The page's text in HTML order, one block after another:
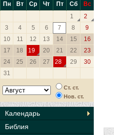
Пн Вт Ср Чт Пт Сб
Вс
1
2
3
4 5 6 7 8
9
10
11 12 13 14 15
16
17
18 19 20 21 22
23
24
25 26 27 28 29
30
31
Ст. ст.
Нов. ст.
Календарь
Библия